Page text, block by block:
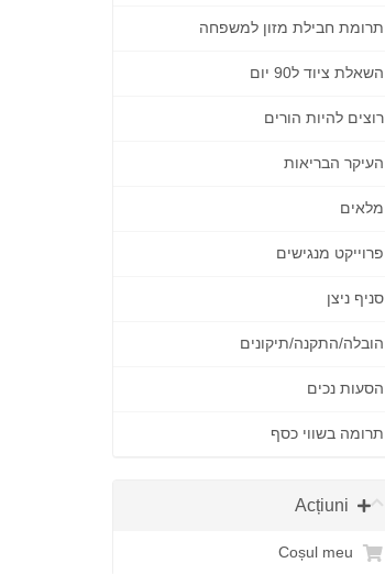
תרומת חבילת מזון למשפחה
השאלת ציוד ל90 יום
רוצים להיות הורים
העיקר הבריאות
מלאים
פרוייקט מנגישים
סניף ניצן
הובלה/התקנה/תיקונים
הסעות נכים
תרומה בשווי כסף